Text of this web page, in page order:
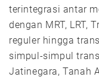
terintegrasi antar
dengan MRT, LRT,
reguler hingga
simpul-simpul
Jatinegara, Tanah